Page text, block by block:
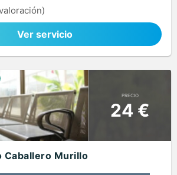
Ver servicio
PRECIO
24 €
Caballero Murillo